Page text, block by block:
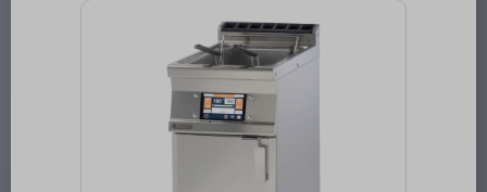
ovládacích prvků: IPX5 Vnější barva
zařízení: Nerezové Materiál: AISI 304
Kontrolky: chodu a nahřátí Typ vrc